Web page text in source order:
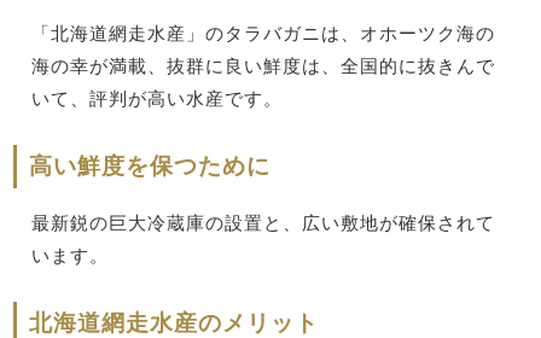
「北海道網走水産」のタラバガニは、オホーツク海の
海の幸が満載、抜群に良い鮮度は、全国的に抜きんで
いて、評判が高い水産です。
高い鮮度を保つために
最新鋭の巨大冷蔵庫の設置と、広い敷地が確保されて
います。
北海道網走水産のメリット